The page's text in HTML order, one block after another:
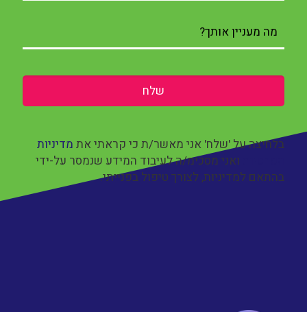
בלחיצה על 'שלח' אני מאשר/ת כי קראתי את מדיניות
ואני מסכימ/ה לעיבוד המידע שנמסר על-ידי
בהתאם למדיניות, לצורך טיפול בפנייתי.